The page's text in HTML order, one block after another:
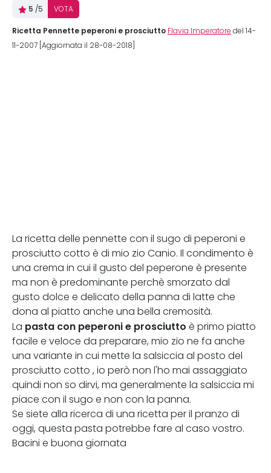
5 /5 VOTA
Ricetta Pennette peperoni e prosciutto Flavia Imperatore del 14-
11-2007 [Aggiornata il 28-08-2018]
La ricetta delle pennette con il sugo di peperoni e
prosciutto cotto è di mio zio Canio. Il condimento è
una crema in cui il gusto del peperone è presente
ma non è predominante perchè smorzato dal
gusto dolce e delicato della panna di latte che
dona al piatto anche una bella cremosità.
La pasta con peperoni e prosciutto è primo piatto
facile e veloce da preparare, mio zio ne fa anche
una variante in cui mette la salsiccia al posto del
prosciutto cotto , io però non l'ho mai assaggiato
quindi non so dirvi, ma generalmente la salsiccia mi
piace con il sugo e non con la panna.
Se siete alla ricerca di una ricetta per il pranzo di
oggi, questa pasta potrebbe fare al caso vostro.
Bacini e buona giornata